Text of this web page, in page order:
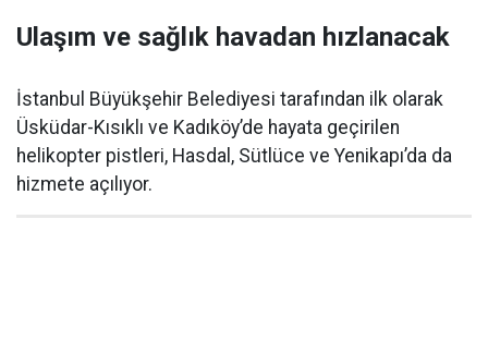
Ulaşım ve sağlık havadan hızlanacak
İstanbul Büyükşehir Belediyesi tarafından ilk olarak
Üsküdar-Kısıklı ve Kadıköy’de hayata geçirilen
helikopter pistleri, Hasdal, Sütlüce ve Yenikapı’da da
hizmete açılıyor.